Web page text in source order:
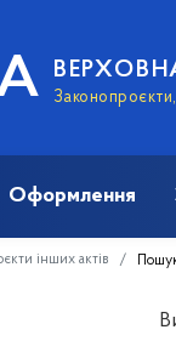
Оформлення
інших актів